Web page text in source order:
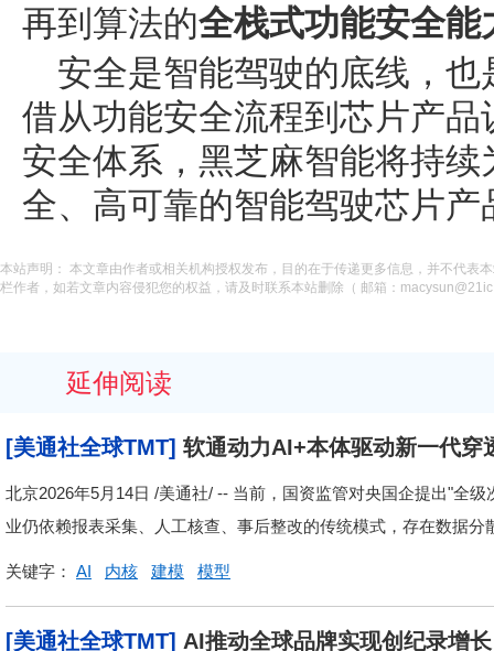
再到算法的全栈式功能安全能
安全是智能驾驶的底线，
借从功能安全流程到芯片产
安全体系，黑芝麻智能将持
全、高可靠的智能驾驶芯片
本站声明： 本文章由作者或相关机构授权发布，目的在于传递更多信息，并不代表
栏作者，如若文章内容侵犯您的权益，请及时联系本站删除（ 邮箱：
延伸阅读
[美通社全球TMT] 软通动力AI+本体驱动新一代穿
北京2026年5月14日 /美通社/ -- 当前，国资监管对央国企提出"全
业仍依赖报表采集、人工核查、事后整改的传统模式，存在数据分
关键字： AI 内核 建模 模型
[美通社全球TMT] AI推动全球品牌实现创纪录增